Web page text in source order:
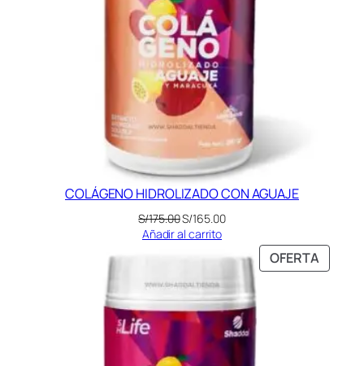
COLÁGENO HIDROLIZADO CON AGUAJE
S/175.00El
precio
S/175.00.
S/165.00El
S/165.00.
Añadir al carrito
OFERTA
EN